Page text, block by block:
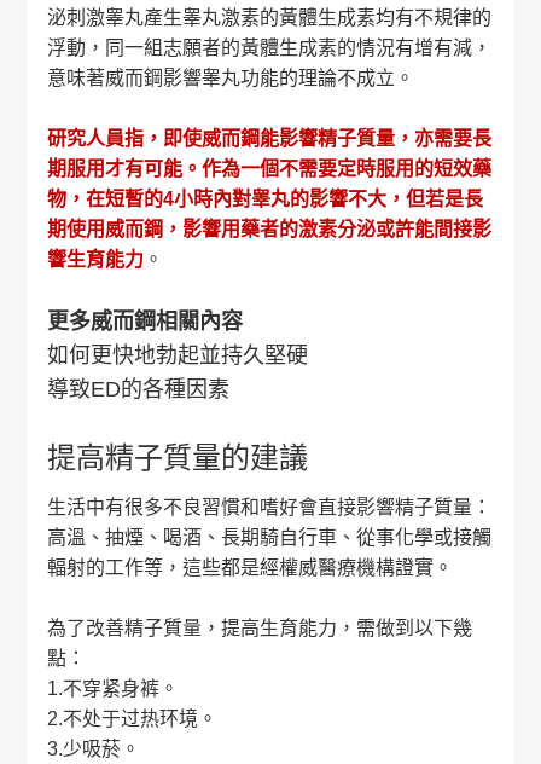
泌刺激睾丸產生睾丸激素的黃體生成素均有不規律的
浮動，同一組志願者的黃體生成素的情況有增有減，
意味著威而鋼影響睾丸功能的理論不成立。
研究人員指，即使威而鋼能影響精子質量，亦需要長
期服用才有可能。作為一個不需要定時服用的短效藥
物，在短暫的4小時內對睾丸的影響不大，但若是長
期使用威而鋼，影響用藥者的激素分泌或許能間接影
響生育能力。
更多威而鋼相關內容
如何更快地勃起並持久堅硬
導致ED的各種因素
提高精子質量的建議
生活中有很多不良習慣和嗜好會直接影響精子質量：
高溫、抽煙、喝酒、長期騎自行車、從事化學或接觸
輻射的工作等，這些都是經權威醫療機構證實。
為了改善精子質量，提高生育能力，需做到以下幾
點：
1.不穿紧身裤。
2.不处于过热环境。
3.少吸菸。